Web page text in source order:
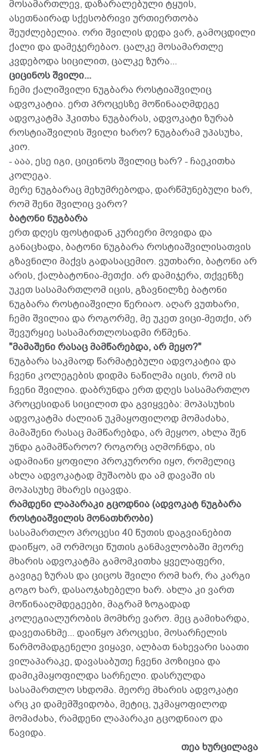
მოსამართლევ, დაზარალებული ტყუის,
ასეთნაირად სქესობრივი ურთიერთობა
შეუძლებელია. ორი შვილის დედა ვარ, გამოცდილი
ქალი და დამეჯერებაო. ცალკე მოსამართლე
კვდებოდა სიცილით, ცალკე ზურა...
ციცინოს შვილი...
ჩემი ქალიშვილი ნუგბარა როსტიაშვილიც
ადვოკატია. ერთ პროცესზე მოწინააღმდეგე
ადვოკატმა ჰკითხა ნუგბარას, ადვოკატი ზურაბ
როსტიაშვილის შვილი ხარო? ნუგბარამ უპასუხა,
კიო.
- ააა, ესე იგი, ციცინოს შვილიც ხარ? - ჩაეკითხა
კოლეგა.
მერე ნუგბარაც მეხუმრებოდა, დარწმუნებული ხარ,
რომ შენი შვილიც ვარო?
ბატონი ნუგბარა
ერთ დღეს ფოსტიდან კურიერი მოვიდა და
განაცხადა, ბატონი ნუგბარა როსტიაშვილისათვის
გზავნილი მაქვს გადასაცემიო. ვუთხარი, ბატონი არ
არის, ქალბატონია-მეთქი. არ დამიჯერა, თქვენზე
უკეთ სასამართლომ იცის, გზავნილზე ბატონი
ნუგბარა როსტიაშვილი წერიაო. აღარ ვუთხარი,
ჩემი შვილია და როგორმე, მე უკეთ ვიცი-მეთქი, არ
შევურყიე სასამართლოსადმი რწმენა.
"მამაშენი რასაც მამწარებდა, არ მეყო?"
ნუგბარა საკმაოდ წარმატებული ადვოკატია და
ჩვენი კოლეგების დიდმა ნაწილმა იცის, რომ ის
ჩვენი შვილია. დაბრუნდა ერთ დღეს სასამართლო
პროცესიდან სიცილით და გვიყვება: მოპასუხის
ადვოკატმა ძალიან უკმაყოფილოდ მომაძახა,
მამაშენი რასაც მამწარებდა, არ მეყოო, ახლა შენ
უნდა გამამწაროო? როგორც აღმოჩნდა, ის
ადამიანი ყოფილი პროკურორი იყო, რომელიც
ახლა ადვოკატად მუშაობს და ამ დავაში ის
მოპასუხე მხარეს იცავდა.
რამდენი ლაპარაკი გცოდნია (ადვოკატ ნუგბარა
როსტიაშვილის მონათხრობი)
სასამართლო პროცესი 40 წუთის დაგვიანებით
დაიწყო, ამ ორმოცი წუთის განმავლობაში მეორე
მხარის ადვოკატმა გამომკითხა ყველაფერი,
გავიგე ზურას და ციცოს შვილი რომ ხარ, რა კარგი
გოგო ხარ, დასაოჯახებელი ხარ. ახლა კი ვართ
მოწინააღმდეგეები, მაგრამ ზოგადად
კოლეგიალურობის მომხრე ვარო. მეც გამიხარდა,
დავეთანხმე... დაიწყო პროცესი, მოსარჩელის
წარმომადგენელი ვიყავი, ალბათ ნახევარი საათი
ვილაპარაკე, დავასაბუთე ჩვენი პოზიცია და
დამიკმაყოფილდა სარჩელი. დასრულდა
სასამართლო სხდომა. მეორე მხარის ადვოკატი
არც კი დამემშვიდობა, მეტიც, უკმაყოფილოდ
მომაძახა, რამდენი ლაპარაკი გცოდნიაო და
წავიდა.
თეა ხურცილავა